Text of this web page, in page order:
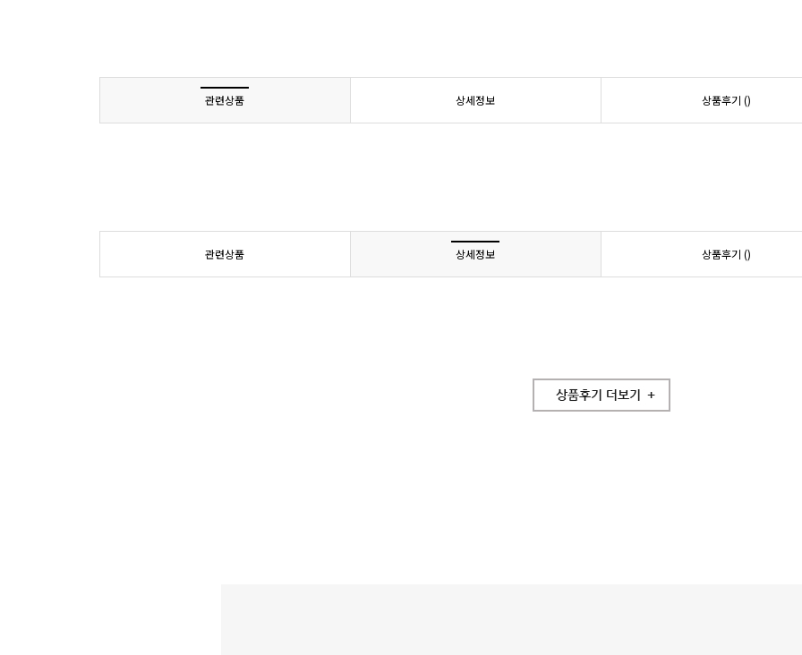
관련상품 상세정보 상품후기 ()
관련상품 상세정보 상품후기 ()